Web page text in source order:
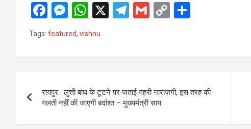
F
a
ce
b
o
k
M
es
se
n
er
W
h
at
s
p
p
X
T
gr
m
G
C
Li
k
e
Tags: featured, vishnu
navigation
रायपुर : लुत्ती बांध के टूटने पर जताई गहरी नाराज़गी, इस तरह की
गलती नहीं की जाएगी बर्दाश्त – मुख्यमंत्री साय